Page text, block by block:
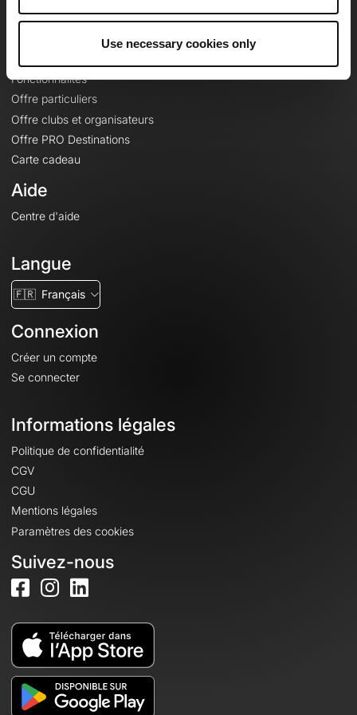
Use necessary cookies only
Fonctionnalités
Offre particuliers
Offre clubs et organisateurs
Offre PRO Destinations
Carte cadeau
Aide
Centre d'aide
Langue
🇫🇷 Français
Connexion
Créer un compte
Se connecter
Informations légales
Politique de confidentialité
CGV
CGU
Mentions légales
Paramètres des cookies
Suivez-nous